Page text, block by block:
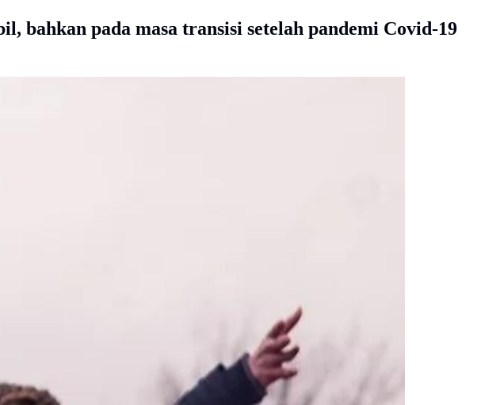
bahkan pada masa transisi setelah pandemi Covid-19